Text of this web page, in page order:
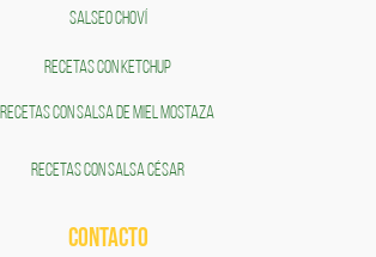
SALSEO CHOVÍ
RECETAS CON KETCHUP
RECETAS CON SALSA DE MIEL MOSTAZA
RECETAS CON SALSA CÉSAR
CONTACTO